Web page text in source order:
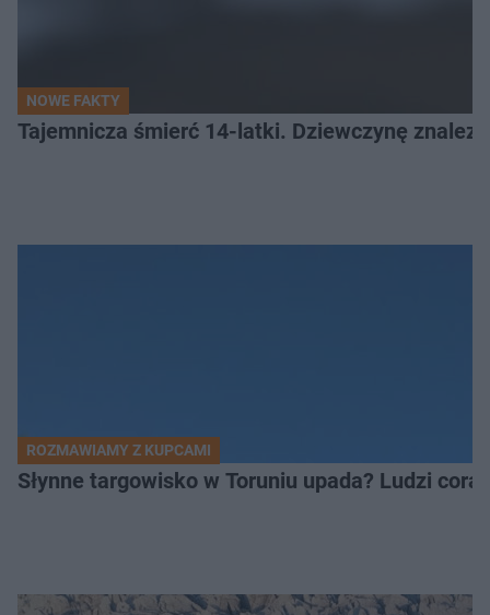
NOWE FAKTY
Tajemnicza śmierć 14-latki. Dziewczynę
ROZMAWIAMY Z KUPCAMI
Słynne targowisko w Toruniu upada? Ludzi